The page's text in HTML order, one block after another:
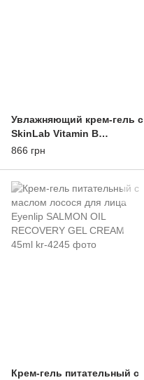
Увлажняющий крем-гель с
SkinLab Vitamin B
Hydrating Gel Cream 50ml
866 грн
Крем-гель питательный с